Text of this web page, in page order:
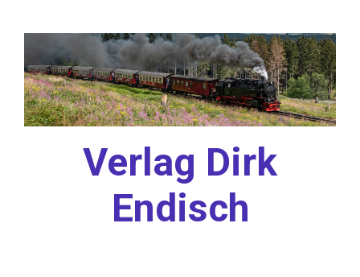
Verlag Dirk
Endisch